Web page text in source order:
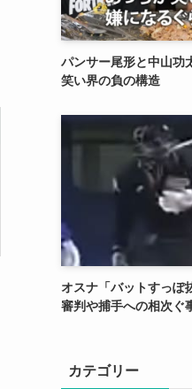
パンサー尾形と中山功
笑い界の負の構造
オスナ「バットすっぽ
審判や捕手への相次ぐ
カテゴリー